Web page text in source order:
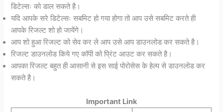
डिटेल्सः को डाल सकते है।
यदि आपके सरे डिटेल्सः सबमिट हो गया होगा तो आप उसे सबमिट करते ही
आपके रिजल्ट शो हो जायेंगे।
आप शो हुआ रिजल्ट को सेव कर ले आप उसे आप डाउनलोड कर सकते है।
रिजल्ट डाउनलोड किये गए कॉपी को प्रिंट आउट कर सकते है।
आपका रिजल्ट बहुत ही आसानी से इस साई पोरोसेस के हेल्प से डाउनलोड कर
सकते है।
Important Link